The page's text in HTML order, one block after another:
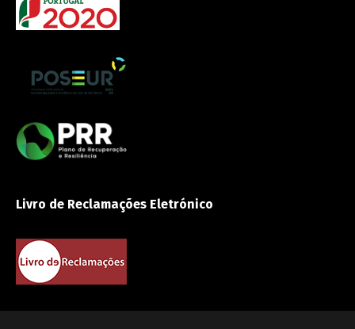
Livro de Reclamações Eletrónico